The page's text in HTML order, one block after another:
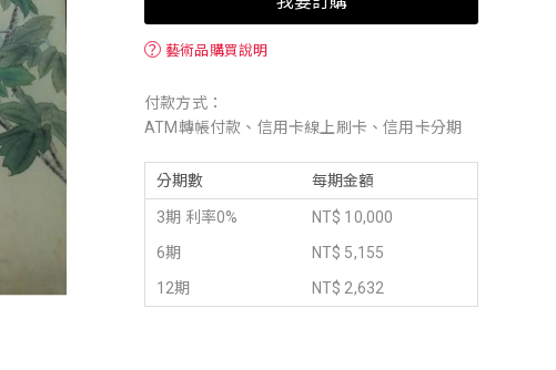
？ 藝術品購買說明
付款方式：
ATM轉帳付款、信用卡線上刷卡、信用卡分期
分期數 每期金額
3期 利率0%
NT$ 10,000
6期
NT$ 5,155
12期
NT$ 2,632